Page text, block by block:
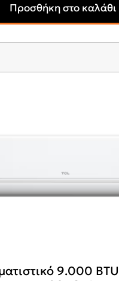
Προσθήκη στο καλάθι
9.000